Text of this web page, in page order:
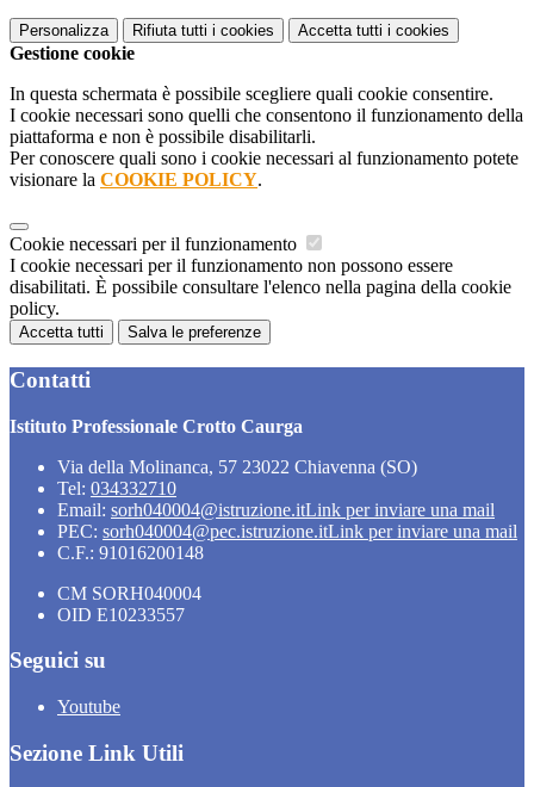
Personalizza Rifiuta tutti i cookies Accetta tutti i cookies
Gestione cookie
In questa schermata è possibile scegliere quali cookie consentire.
I cookie necessari sono quelli che consentono il funzionamento della
piattaforma e non è possibile disabilitarli.
Per conoscere quali sono i cookie necessari al funzionamento potete
visionare la COOKIE POLICY.
Cookie necessari per il funzionamento
I cookie necessari per il funzionamento non possono essere
disabilitati. È possibile consultare l'elenco nella pagina della cookie
policy.
Accetta tutti Salva le preferenze
Contatti
Istituto Professionale Crotto Caurga
Via della Molinanca, 57 23022 Chiavenna (SO)
Tel: 034332710
Email: sorh040004@istruzione.itLink per inviare una mail
PEC: sorh040004@pec.istruzione.itLink per inviare una mail
C.F.: 91016200148
CM SORH040004
OID E10233557
Seguici su
Youtube
Sezione Link Utili